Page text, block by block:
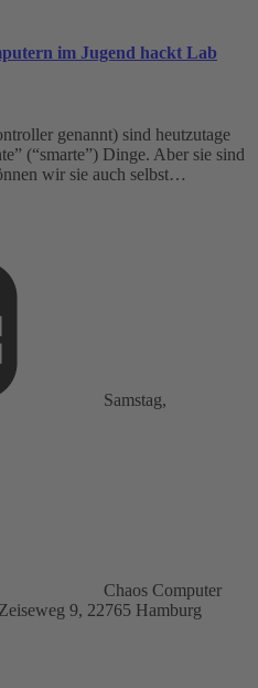
im Jugend hackt Lab
genannt) sind heutzutage
(“smarte”) Dinge. Aber sie sind
wir sie auch selbst…
Samstag,
Chaos Computer
9, 22765 Hamburg